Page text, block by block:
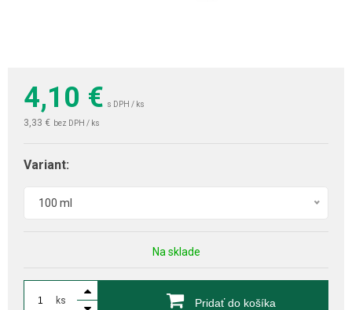
4,10 € s DPH / ks
3,33 € bez DPH / ks
Variant:
100 ml
Na sklade
ks Pridať do košíka